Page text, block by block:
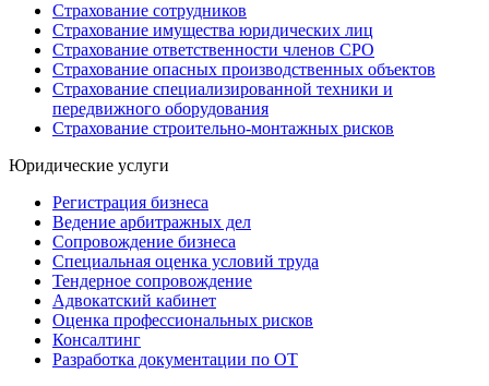
Страхование сотрудников
Страхование имущества юридических лиц
Страхование ответственности членов СРО
Страхование опасных производственных объектов
Страхование специализированной техники и
передвижного оборудования
Страхование строительно-монтажных рисков
Юридические услуги
Регистрация бизнеса
Ведение арбитражных дел
Сопровождение бизнеса
Специальная оценка условий труда
Тендерное сопровождение
Адвокатский кабинет
Оценка профессиональных рисков
Консалтинг
Разработка документации по ОТ